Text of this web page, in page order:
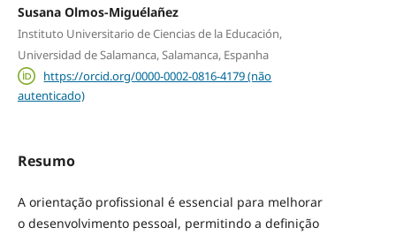
Susana Olmos-Miguélañez
Instituto Universitario de Ciencias de la Educación,
Universidad de Salamanca, Salamanca, Espanha
https://orcid.org/0000-0002-0816-4179 (não
autenticado)
Resumo
A orientação profissional é essencial para melhorar
o desenvolvimento pessoal, permitindo a definição